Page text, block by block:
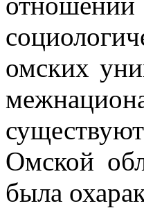
омских
Омской
была